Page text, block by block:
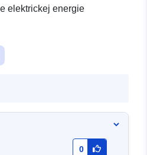
elektrickej energie
0